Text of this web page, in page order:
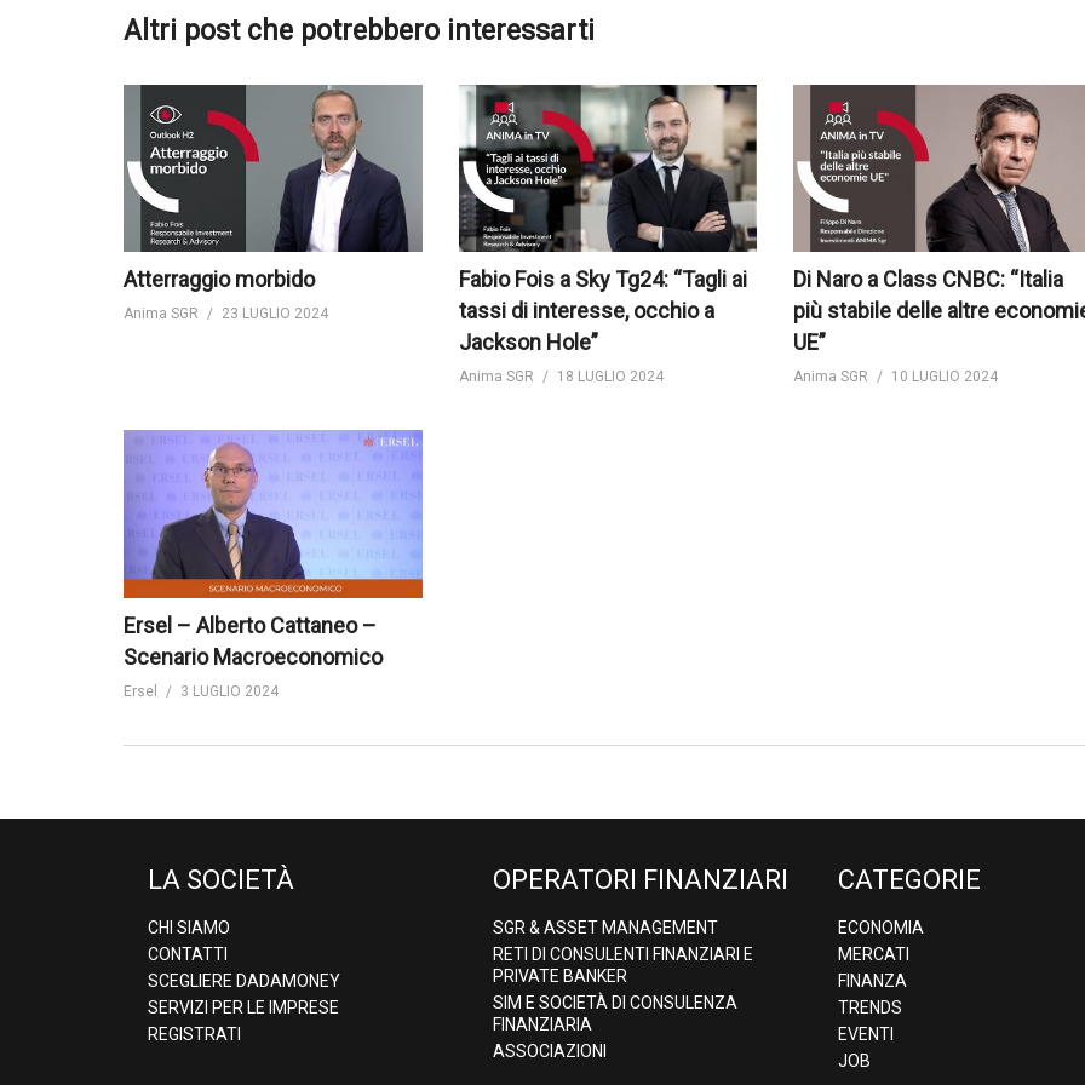
Altri post che potrebbero interessarti
Atterraggio morbido
Anima SGR 23 LUGLIO 2024
Fabio Fois a Sky Tg24: “Tagli ai
tassi di interesse, occhio a
Jackson Hole”
Anima SGR 18 LUGLIO 2024
Di Naro a Class CNBC: “Italia
più stabile delle altre
UE”
Anima SGR 10 LUGLIO 2024
Ersel – Alberto Cattaneo –
Scenario Macroeconomico
Ersel 3 LUGLIO 2024
LA SOCIETÀ
CHI SIAMO
CONTATTI
SCEGLIERE DADAMONEY
SERVIZI PER LE IMPRESE
REGISTRATI
OPERATORI FINANZIARI
SGR & ASSET MANAGEMENT
RETI DI CONSULENTI FINANZIARI E
PRIVATE BANKER
SIM E SOCIETÀ DI CONSULENZA
FINANZIARIA
ASSOCIAZIONI
CATEGORIE
ECONOMIA
MERCATI
FINANZA
TRENDS
EVENTI
JOB